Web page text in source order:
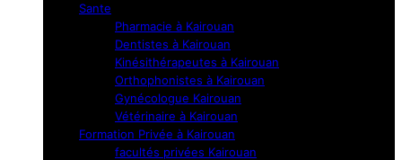
Sante
Pharmacie à Kairouan
Dentistes à Kairouan
Kinésithérapeutes à Kairouan
Orthophonistes à Kairouan
Gynécologue Kairouan
Vétérinaire à Kairouan
Formation Privée à Kairouan
facultés privées Kairouan